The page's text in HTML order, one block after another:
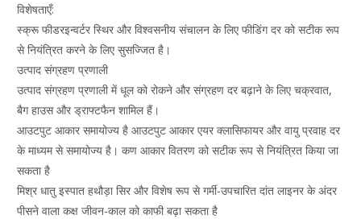
विशेषताएँ:
स्क्रू फीडरइन्वर्टर स्थिर और विश्वसनीय संचालन के लिए फीडिंग दर को सटीक रूप
से नियंत्रित करने के लिए सुसज्जित है।
उत्पाद संग्रहण प्रणाली
उत्पाद संग्रहण प्रणाली में धूल को रोकने और संग्रहण दर बढ़ाने के लिए चक्रवात,
बैग हाउस और ड्राफ्टफैन शामिल हैं।
आउटपुट आकार समायोज्य है आउटपुट आकार एयर क्लासिफायर और वायु प्रवाह दर
के माध्यम से समायोज्य है। कण आकार वितरण को सटीक रूप से नियंत्रित किया जा
सकता है
मिश्र धातु इस्पात हथौड़ा सिर और विशेष रूप से गर्मी-उपचारित दांत लाइनर के अंदर
पीसने वाला कक्ष जीवन-काल को काफी बढ़ा सकता है